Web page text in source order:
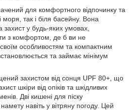
для комфортного відпочинку та
моря, так і біля басейну. Вона
захист у будь-яких умовах,
з комфортом, де б ви не
особливостям та компактним
та займає мінімум
захистом від сонця UPF 80+, що
шкіри від опіків та шкідливих
Дві кишені для піску
намету навіть у вітряну погоду. Цей